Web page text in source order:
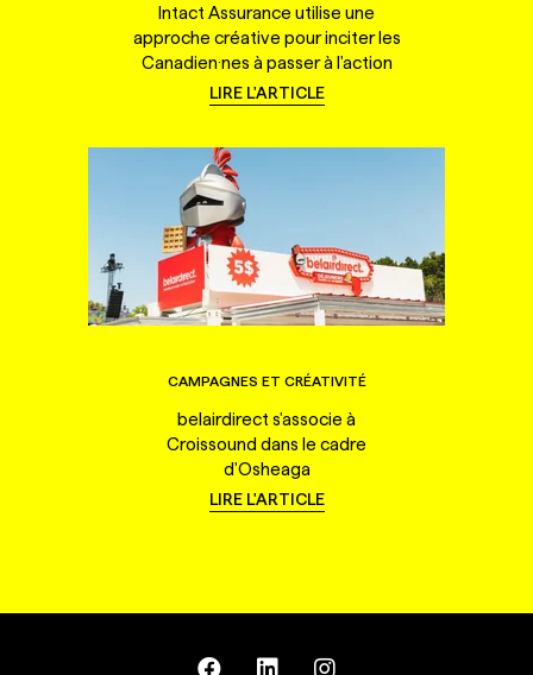
Intact Assurance utilise une
approche créative pour inciter les
Canadien·nes à passer à l'action
LIRE L'ARTICLE
CAMPAGNES ET CRÉATIVITÉ
belairdirect s'associe à
Croissound dans le cadre
d'Osheaga
LIRE L'ARTICLE